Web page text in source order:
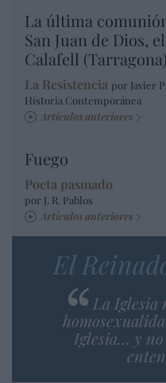
La última
San Juan de Dios,
Calafell (Tarragona)
La Resistencia por Javier
Historia Contemporánea
Artículos anteriores
Fuego
Poeta pasmado
por J. R. Pablos
Artículos anteriores
El
La Iglesia
Iglesia… y